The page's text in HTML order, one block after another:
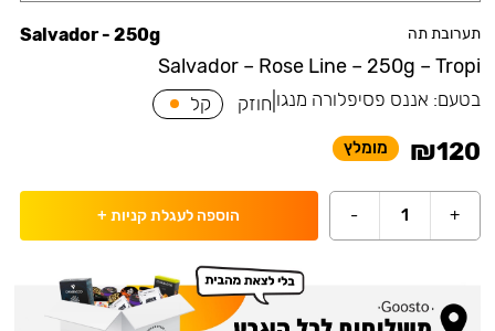
תערובת תה
Salvador – Rose Line – 250g – Tropi
Salvador - 250g
בטעם: אננס פסיפלורה מנגו חוזק קל
₪120 מומלץ
+
1
- הוספה לעגלת קניות +